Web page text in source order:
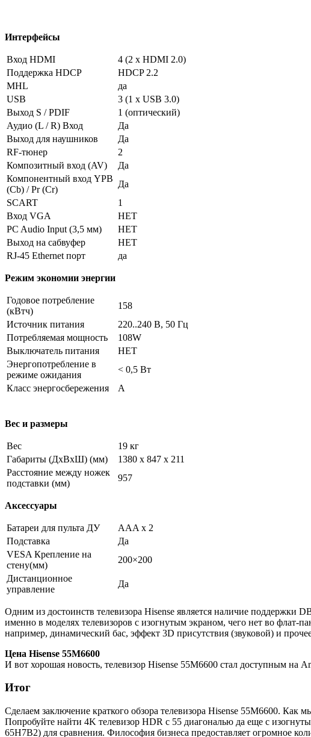
Интерфейсы
Вход HDMI
4 (2 x HDMI 2.0)
Поддержка HDCP
HDCP 2.2
MHL
да
USB
3 (1 x USB 3.0)
Выход S / PDIF
1 (оптический)
Аудио (L / R) Вход
Да
Выход для наушников
Да
RF-тюнер
2
Композитный вход (AV)
Да
Компонентный вход YPB
(Cb) / Pr (Cr)
Да
SCART
1
Вход VGA
НЕТ
PC Audio Input (3,5 мм)
НЕТ
Выход на сабвуфер
НЕТ
RJ-45 Ethernet порт
да
Режим экономии энергии
Годовое потребление
(кВтч)
158
Источник питания
220..240 В, 50 Гц
Потребляемая мощность
108W
Выключатель питания
НЕТ
Энергопотребление в
режиме ожидания
< 0,5 Вт
Класс энергосбережения
А
Вес и размеры
Вес
19 кг
Габариты (ДхВхШ) (мм)
1380 x 847 x 211
Расстояние между ножек
подставки (мм)
957
Аксессуары
Батареи для пульта ДУ
AAA х 2
Подставка
Да
VESA Крепление на
стену(мм)
200×200
Дистанционное
управление
Да
Одним из достоинств телевизора Hisense является наличие поддержки
именно в моделях телевизоров с изогнутым экраном, чего нет во флат-
например, динамический бас, эффект 3D присутствия (звуковой) и
Цена Hisense 55M6600
И вот хорошая новость, телевизор Hisense 55M6600 стал доступным на
Итог
Сделаем заключение краткого обзора телевизора Hisense 55M6600. Как
Попробуйте найти 4K телевизор HDR с 55 диагональю да еще с
65H7B2) для сравнения. Философия бизнеса предоставляет огромное